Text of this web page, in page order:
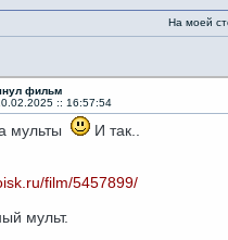
На моей стороне есть
фильм
:: 16:57:54
мульты
И так..
film/5457899/
мульт.